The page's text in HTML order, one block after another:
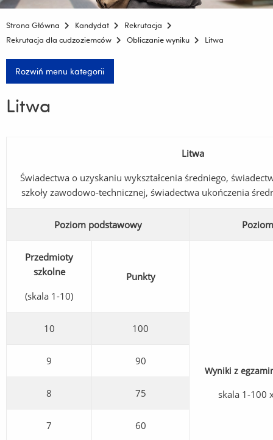
Strona Główna Kandydat
Rekrutacja
Rekrutacja dla cudzoziemców
Obliczanie wyniku Litwa
Rozwiń menu kategorii
Litwa
Litwa
Świadectwa o uzyskaniu wykształcenia średniego,
szkoły zawodowo-technicznej, świadectwa ukończenia
Poziom podstawowy
Przedmioty
szkolne
(skala 1-10)
Punkty
Wyniki z
skala 1-100
10 100
9 90
8 75
7 60